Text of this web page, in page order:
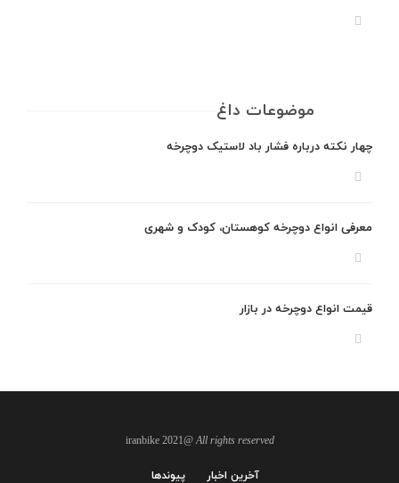
موضوعات داغ
چهار نکته درباره فشار باد لاستیک دوچرخه
معرفی انواع دوچرخه کوهستان، کودک و شهری
قیمت انواع دوچرخه در بازار
All rights reserved
@iranbike 2021
پیوندها آخرین اخبار